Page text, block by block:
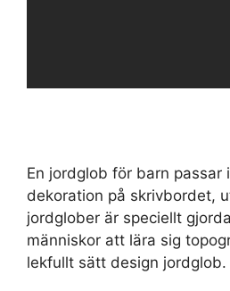
En jordglob för barn passar
dekoration på skrivbordet,
jordglober är speciellt
människor att lära sig
lekfullt sätt design jordglob.